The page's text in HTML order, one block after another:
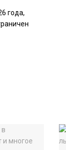
года,